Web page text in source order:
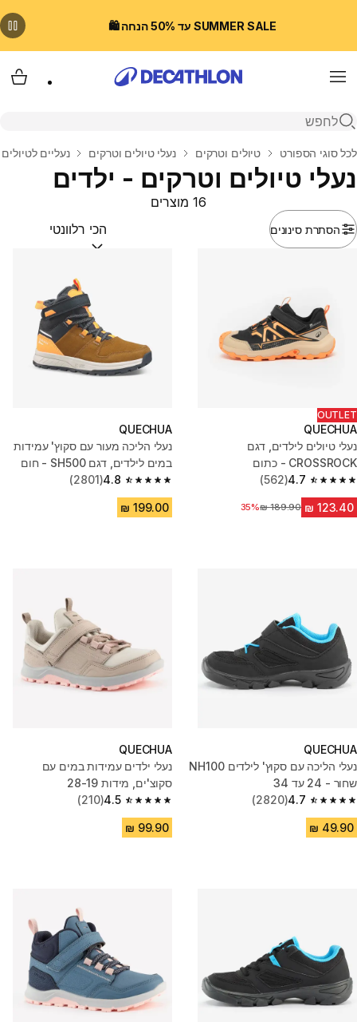
SUMMER SALE עד 50% הנחה 🛍️
Menu
פתיחת חיפוש
בית
לכל סוגי הספורט טיולים וטרקים נעלי טיולים וטרקים נעליים
נעלי טיולים וטרקים - ילדים
הסתרת סינונים
16 מוצרים
מיין לפי:(optional)
OUTLET
QUECHUA
נעלי טיולים לילדים, דגם
CROSSROCK - כתום
4.7
4.7 out of 5 stars from 562 reviews
(562)
מחיר לפני הנחה
35%
QUECHUA
נעלי הליכה מעור עם סקוץ' עמידות
במים לילדים, דגם SH500 - חום
4.8
4.8 out of 5 stars from 2801 reviews
(2801)
QUECHUA
נעלי הליכה עם סקוץ' לילדים NH100
שחור - 24 עד 34
4.7
4.7 out of 5 stars from 2820 reviews
(2820)
QUECHUA
נעלי ילדים עמידות במים עם
סקוצ'ים, מידות 28-19
4.5
4.5 out of 5 stars from 210 reviews
(210)